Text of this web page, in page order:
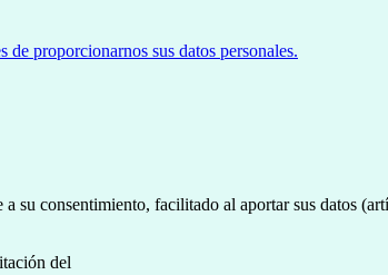
proporcionarnos sus datos personales.
su consentimiento, facilitado al aportar sus datos
del